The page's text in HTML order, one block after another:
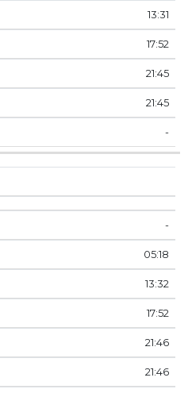
13:31
17:52
21:45
21:45
-
-
05:18
13:32
17:52
21:46
21:46